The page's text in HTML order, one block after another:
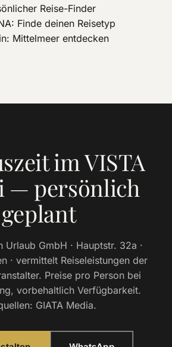
Reise-Finder
Finde deinen Reisetyp
Mittelmeer entdecken
im VISTA
— persönlich
geplant
Urlaub GmbH · Hauptstr. 32a ·
· vermittelt Reiseleistungen der
Preise pro Person bei
vorbehaltlich Verfügbarkeit.
GIATA Media.